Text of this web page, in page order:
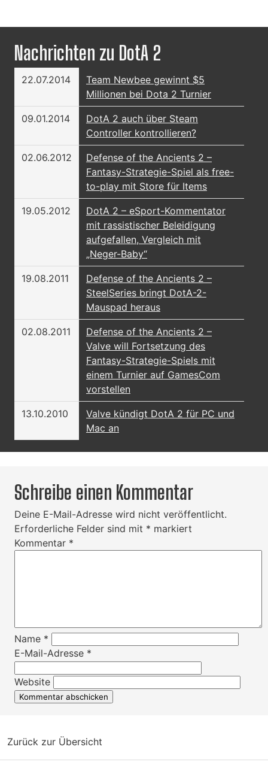
Nachrichten zu DotA 2
22.07.2014
Team Newbee gewinnt $5
Millionen bei Dota 2 Turnier
09.01.2014
DotA 2 auch über Steam
Controller kontrollieren?
02.06.2012
Defense of the Ancients 2 –
Fantasy-Strategie-Spiel als free-
to-play mit Store für Items
19.05.2012
DotA 2 – eSport-Kommentator
mit rassistischer Beleidigung
aufgefallen, Vergleich mit
„Neger-Baby“
19.08.2011
Defense of the Ancients 2 –
SteelSeries bringt DotA-2-
Mauspad heraus
02.08.2011
Defense of the Ancients 2 –
Valve will Fortsetzung des
Fantasy-Strategie-Spiels mit
einem Turnier auf GamesCom
vorstellen
13.10.2010
Valve kündigt DotA 2 für PC und
Mac an
Schreibe einen Kommentar
Deine E-Mail-Adresse wird nicht veröffentlicht.
Erforderliche Felder sind mit * markiert
Kommentar *
Name *
E-Mail-Adresse *
Website
Zurück zur Übersicht